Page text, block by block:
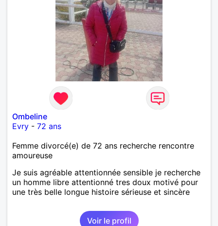
Ombeline
Evry - 72 ans
Femme divorcé(e) de 72 ans recherche rencontre
amoureuse
Je suis agréable attentionnée sensible je recherche
un homme libre attentionné tres doux motivé pour
une très belle longue histoire sérieuse et sincère
Voir le profil